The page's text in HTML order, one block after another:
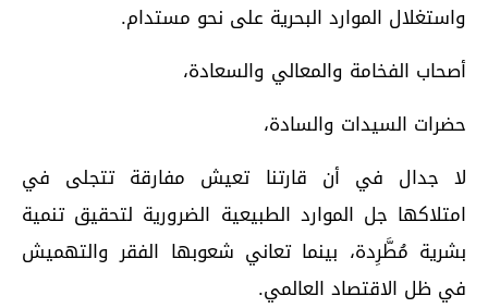
واستغلال الموارد البحرية على نحو مستدام.
أصحاب الفخامة والمعالي والسعادة،
حضرات السيدات والسادة،
لا جدال في أن قارتنا تعيش مفارقة تتجلى في
امتلاكها جل الموارد الطبيعية الضرورية لتحقيق تنمية
بشرية مُطَّرِدة، بينما تعاني شعوبها الفقر والتهميش
في ظل الاقتصاد العالمي.